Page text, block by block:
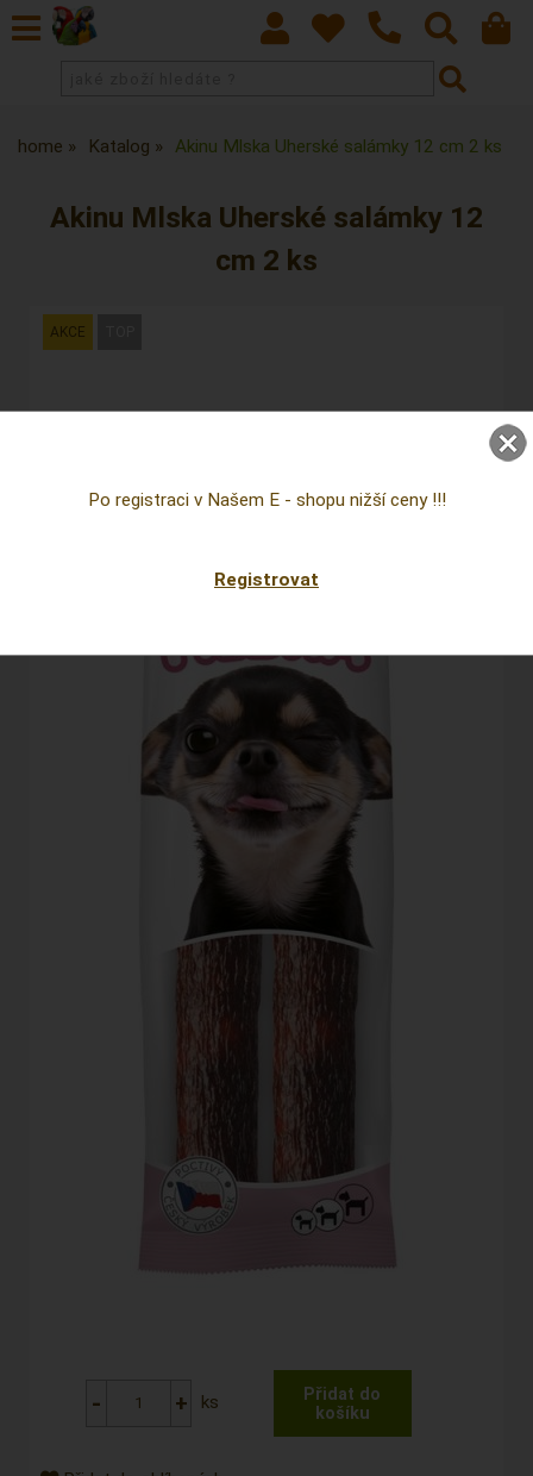
home Katalog Akinu Mlska Uherské salámky 12 cm 2 ks
Akinu Mlska Uherské salámky 12
cm 2 ks
ks
Po registraci v Našem E - shopu nižší ceny !!!
Registrovat